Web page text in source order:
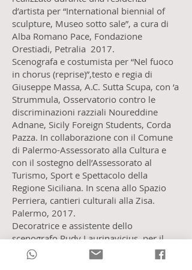
d’artista per “International biennial of
sculpture, Museo sotto sale”, a cura di
Alba Romano Pace, Fondazione
Orestiadi, Petralia 2017.
Scenografa e costumista per “Nel fuoco
in chorus (reprise)”,testo e regia di
Giuseppe Massa, A.C. Sutta Scupa, con ‘a
Strummula, Osservatorio contro le
discriminazioni razziali Noureddine
Adnane, Sicily Foreign Students, Corda
Pazza. In collaborazione con il Comune
di Palermo-Assessorato alla Cultura e
con il sostegno dell’Assessorato al
Turismo, Sport e Spettacolo della
Regione Siciliana. In scena allo Spazio
Perriera, cantieri culturali alla Zisa.
Palermo, 2017.
Decoratrice e assistente dello
scenografo Rudy Laurinavicius, per il
390 festino di S. Rosalia, diretto da Lollo
Franco, Comune di Palermo, 2016.